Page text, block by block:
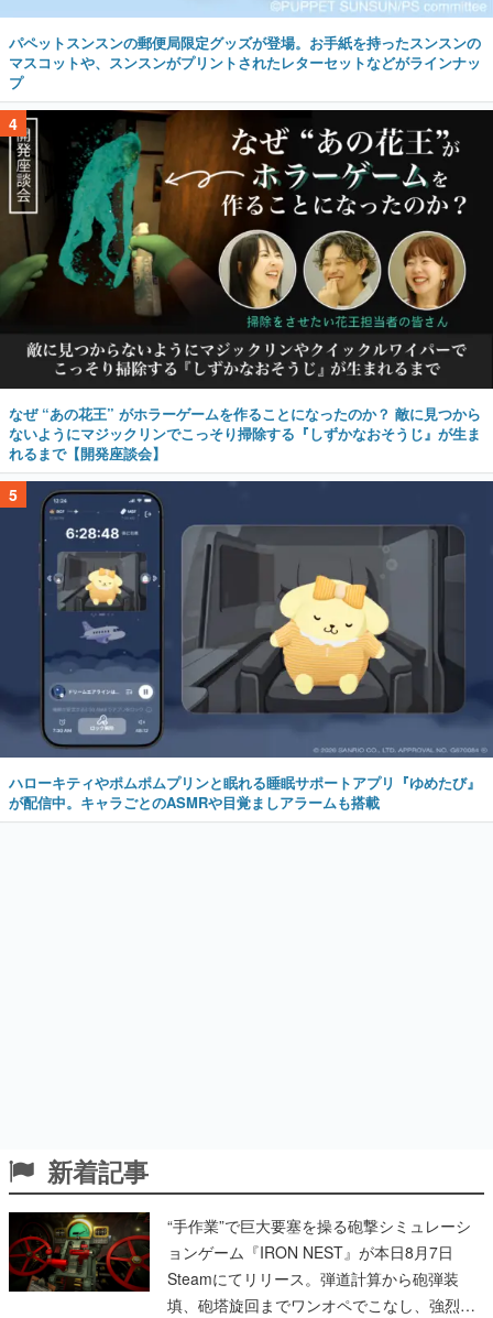
パペットスンスンの郵便局限定グッズが登場。お手紙を持ったスンスンの
マスコットや、スンスンがプリントされたレターセットなどがラインナッ
プ
4
なぜ “あの花王” がホラーゲームを作ることになったのか？ 敵に見つから
ないようにマジックリンでこっそり掃除する『しずかなおそうじ』が生ま
れるまで【開発座談会】
5
ハローキティやポムポムプリンと眠れる睡眠サポートアプリ『ゆめたび』
が配信中。キャラごとのASMRや目覚ましアラームも搭載
新着記事
“手作業”で巨大要塞を操る砲撃シミュレーシ
ョンゲーム『IRON NEST』が本日8月7日
Steamにてリリース。弾道計算から砲弾装
填、砲塔旋回までワンオペでこなし、強烈な